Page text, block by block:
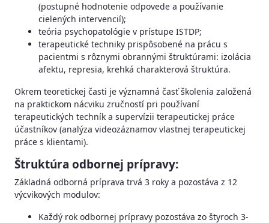
(postupné hodnotenie odpovede a používanie
cielených intervencií);
teória psychopatológie v prístupe ISTDP;
terapeutické techniky prispôsobené na prácu s
pacientmi s rôznymi obrannými štruktúrami: izolácia
afektu, represia, krehká charakterová štruktúra.
Okrem teoretickej časti je významná časť školenia založená
na praktickom nácviku zručností pri používaní
terapeutických techník a supervízii terapeutickej práce
účastníkov (analýza videozáznamov vlastnej terapeutickej
práce s klientami).
Štruktúra odbornej prípravy:
Základná odborná príprava trvá 3 roky a pozostáva z 12
výcvikových modulov:
Každý rok odbornej prípravy pozostáva zo štyroch 3-